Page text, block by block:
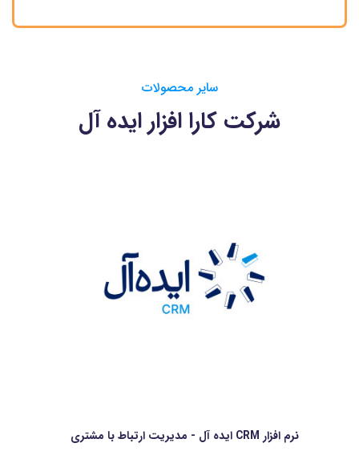
سایر محصولات
شرکت کارا افزار ایده آل
نرم افزار مشترکین - مدیریت اشتراک